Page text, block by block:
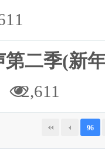
第二季(
2,611
96